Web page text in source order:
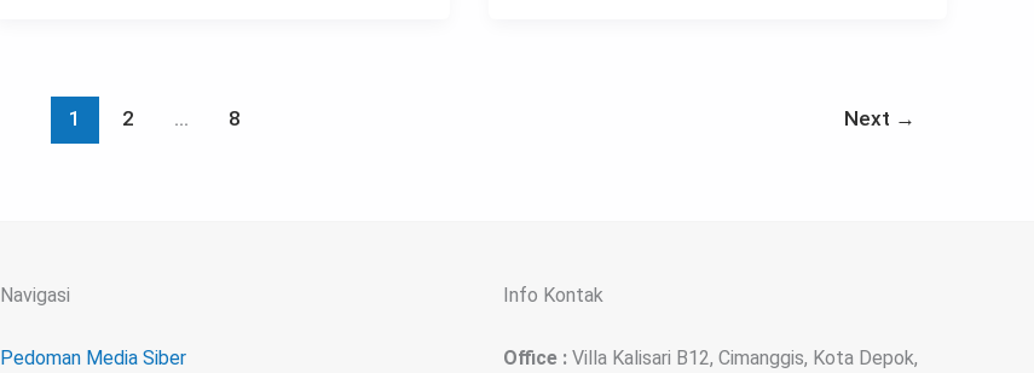
1 2 … 8 Next →
Navigasi
Pedoman Media Siber
Info Kontak
Office : Villa Kalisari B12, Cimanggis, Kota Depok,